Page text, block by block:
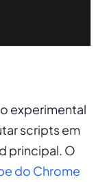
experimental
scripts em
principal. O
do Chrome